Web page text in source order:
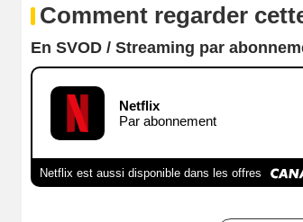
Comment regarder
En SVOD / Streaming par
Netflix
Par abonnement
Netflix est aussi disponible dans les offres